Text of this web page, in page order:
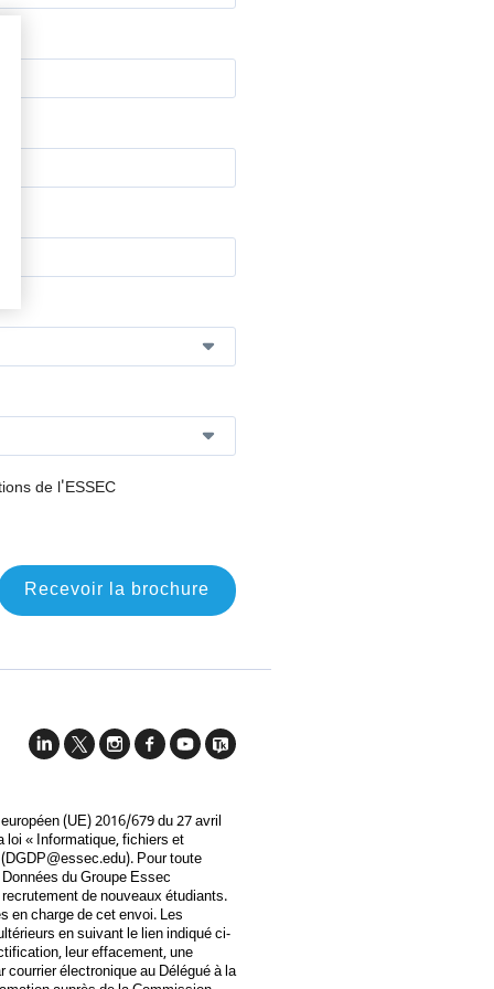
de l'ESSEC
Recevoir la brochure
(UE) 2016/679 du 27 avril
loi « Informatique, fichiers et
DGDP@essec.edu). Pour toute
du Groupe Essec
de nouveaux étudiants.
en charge de cet envoi. Les
en suivant le lien indiqué ci-
leur effacement, une
électronique au Délégué à la